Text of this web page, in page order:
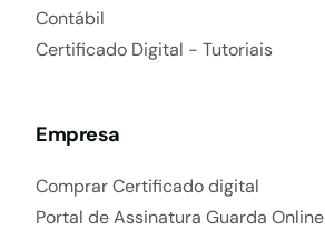
Contábil
Certificado Digital - Tutoriais
Empresa
Comprar Certificado digital
Portal de Assinatura Guarda Online